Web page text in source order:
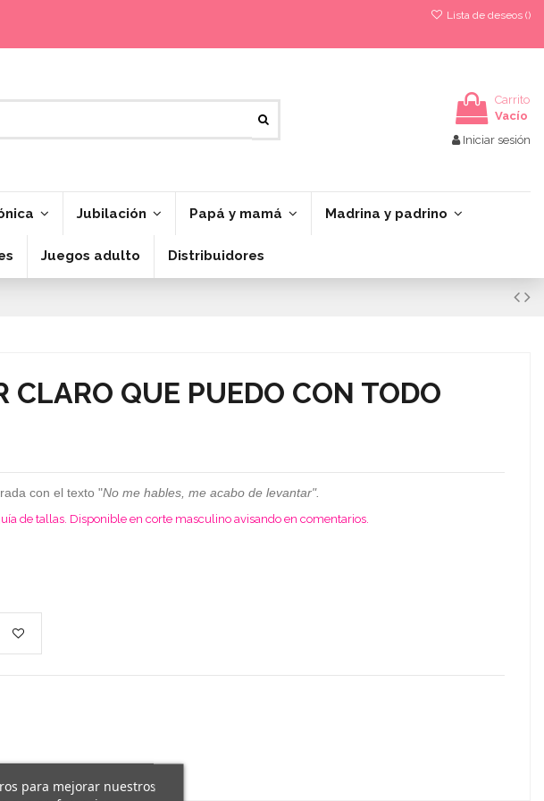
Lista de deseos ()
Carrito
Vacío
Iniciar sesión
Jubilación Papá y mamá Madrina y padrino
Juegos adulto Distribuidores
CLARO QUE PUEDO CON TODO
con el texto "No me hables, me acabo de levantar".
de tallas. Disponible en corte masculino avisando en comentarios.
para mejorar nuestros